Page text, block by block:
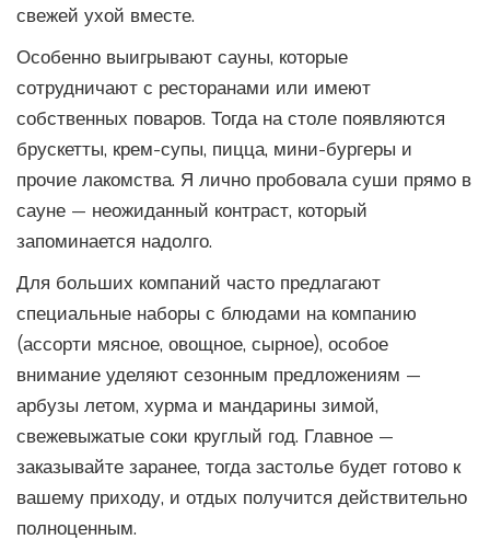
свежей ухой вместе.
Особенно выигрывают сауны, которые
сотрудничают с ресторанами или имеют
собственных поваров. Тогда на столе появляются
брускетты, крем-супы, пицца, мини-бургеры и
прочие лакомства. Я лично пробовала суши прямо в
сауне — неожиданный контраст, который
запоминается надолго.
Для больших компаний часто предлагают
специальные наборы с блюдами на компанию
(ассорти мясное, овощное, сырное), особое
внимание уделяют сезонным предложениям —
арбузы летом, хурма и мандарины зимой,
свежевыжатые соки круглый год. Главное —
заказывайте заранее, тогда застолье будет готово к
вашему приходу, и отдых получится действительно
полноценным.